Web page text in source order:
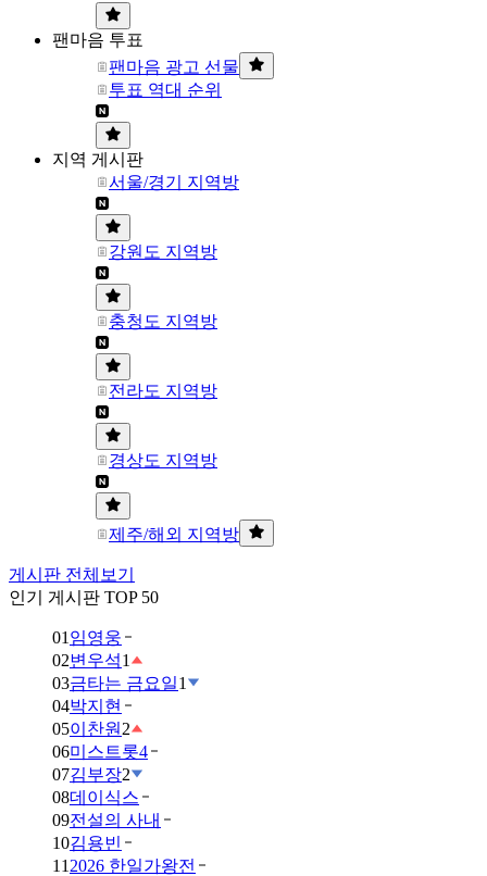
팬마음 투표
팬마음 광고 선물
투표 역대 순위
지역 게시판
서울/경기 지역방
강원도 지역방
충청도 지역방
전라도 지역방
경상도 지역방
제주/해외 지역방
게시판 전체보기
인기 게시판 TOP 50
01 임영웅
02변우석1
03금타는 금요일1
04박지현
05이찬원 2
06미스트롯4
07김부장2
08데이식스
09전설의 사내
10김용빈
11 2026 한일가왕전